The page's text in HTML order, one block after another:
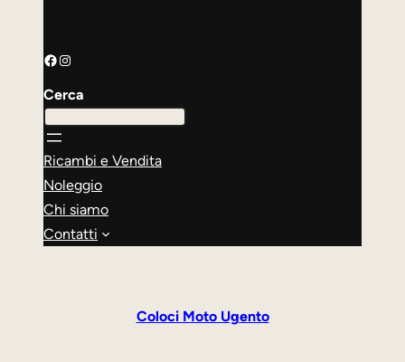
Facebook Instagram
Cerca
Ricambi e Vendita
Noleggio
Chi siamo
Contatti
Coloci Moto Ugento